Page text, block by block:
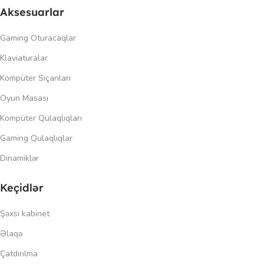
Aksesuarlar
Gaming Oturacaqlar
Klaviaturalar
Kompüter Siçanları
Oyun Masası
Kompüter Qulaqlıqları
Gaming Qulaqlıqlar
Dinamiklər
Keçidlər
Şəxsi kabinet
Əlaqə
Çatdırılma